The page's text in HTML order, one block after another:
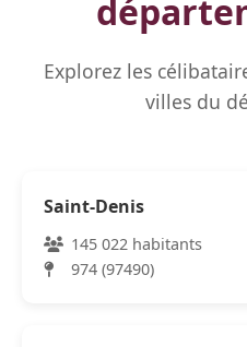
Explorez les
villes du
Saint-Denis
145 022 habitants
974 (97490)